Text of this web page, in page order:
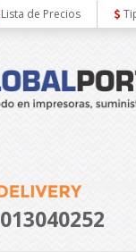
Lista de Precios
013040252